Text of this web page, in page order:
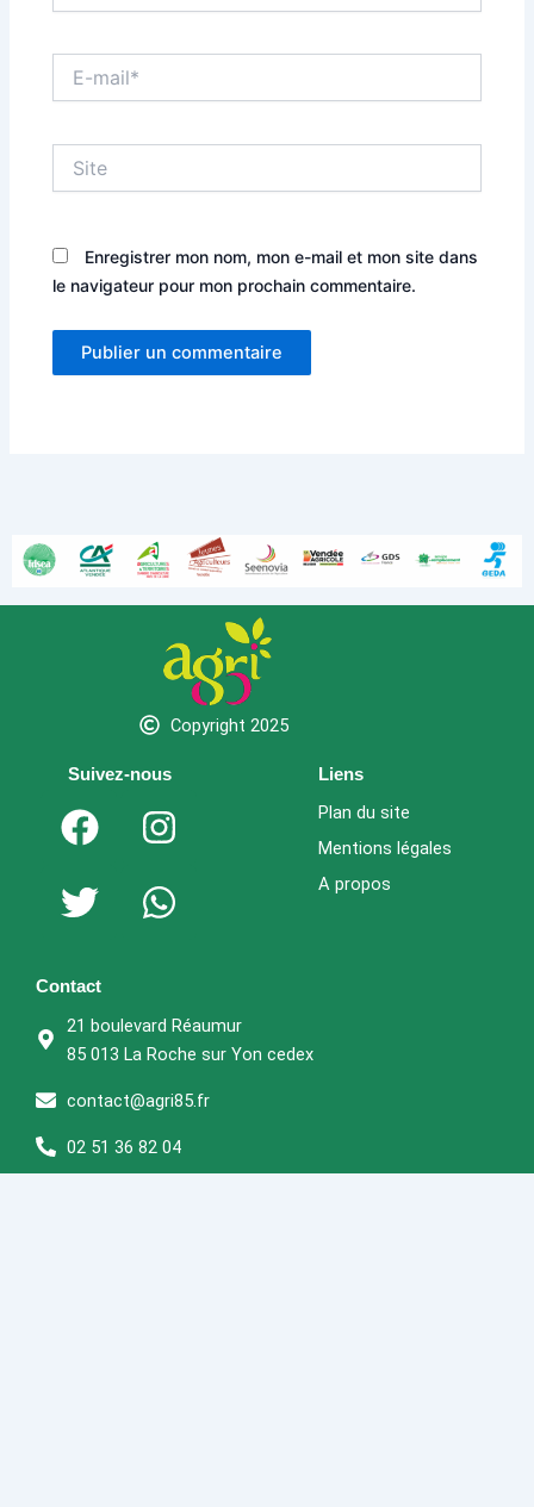
mail*
Enregistrer mon nom, mon e-mail et mon site dans
le navigateur pour mon prochain commentaire.
Copyright 2025
Suivez-nous
F
a
c
e
o
o
k
I
n
s
t
r
a
m
T
w
i
t
e
r
W
h
a
t
p
p
Liens
Plan du site
Mentions légales
A propos
Contact
21 boulevard Réaumur
85 013 La Roche sur Yon cedex
contact@agri85.fr
02 51 36 82 04